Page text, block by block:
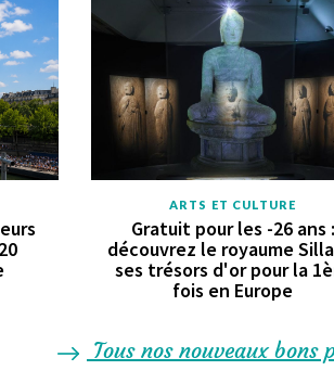
ARTS ET CULTURE
Gratuit pour les -26 ans :
découvrez le royaume
ses trésors d'or pour la
fois en Europe
Tous nos nouveaux bons